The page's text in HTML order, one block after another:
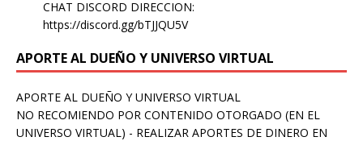
CHAT DISCORD DIRECCION:
https://discord.gg/bTJJQU5V
APORTE AL DUEÑO Y UNIVERSO VIRTUAL
APORTE AL DUEÑO Y UNIVERSO VIRTUAL
NO RECOMIENDO POR CONTENIDO OTORGADO (EN EL
UNIVERSO VIRTUAL) - REALIZAR APORTES DE DINERO EN